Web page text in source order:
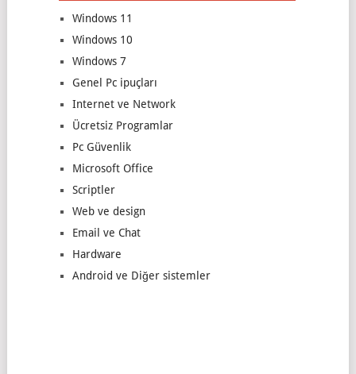
Windows 11
Windows 10
Windows 7
Genel Pc ipuçları
Internet ve Network
Ücretsiz Programlar
Pc Güvenlik
Microsoft Office
Scriptler
Web ve design
Email ve Chat
Hardware
Android ve Diğer sistemler